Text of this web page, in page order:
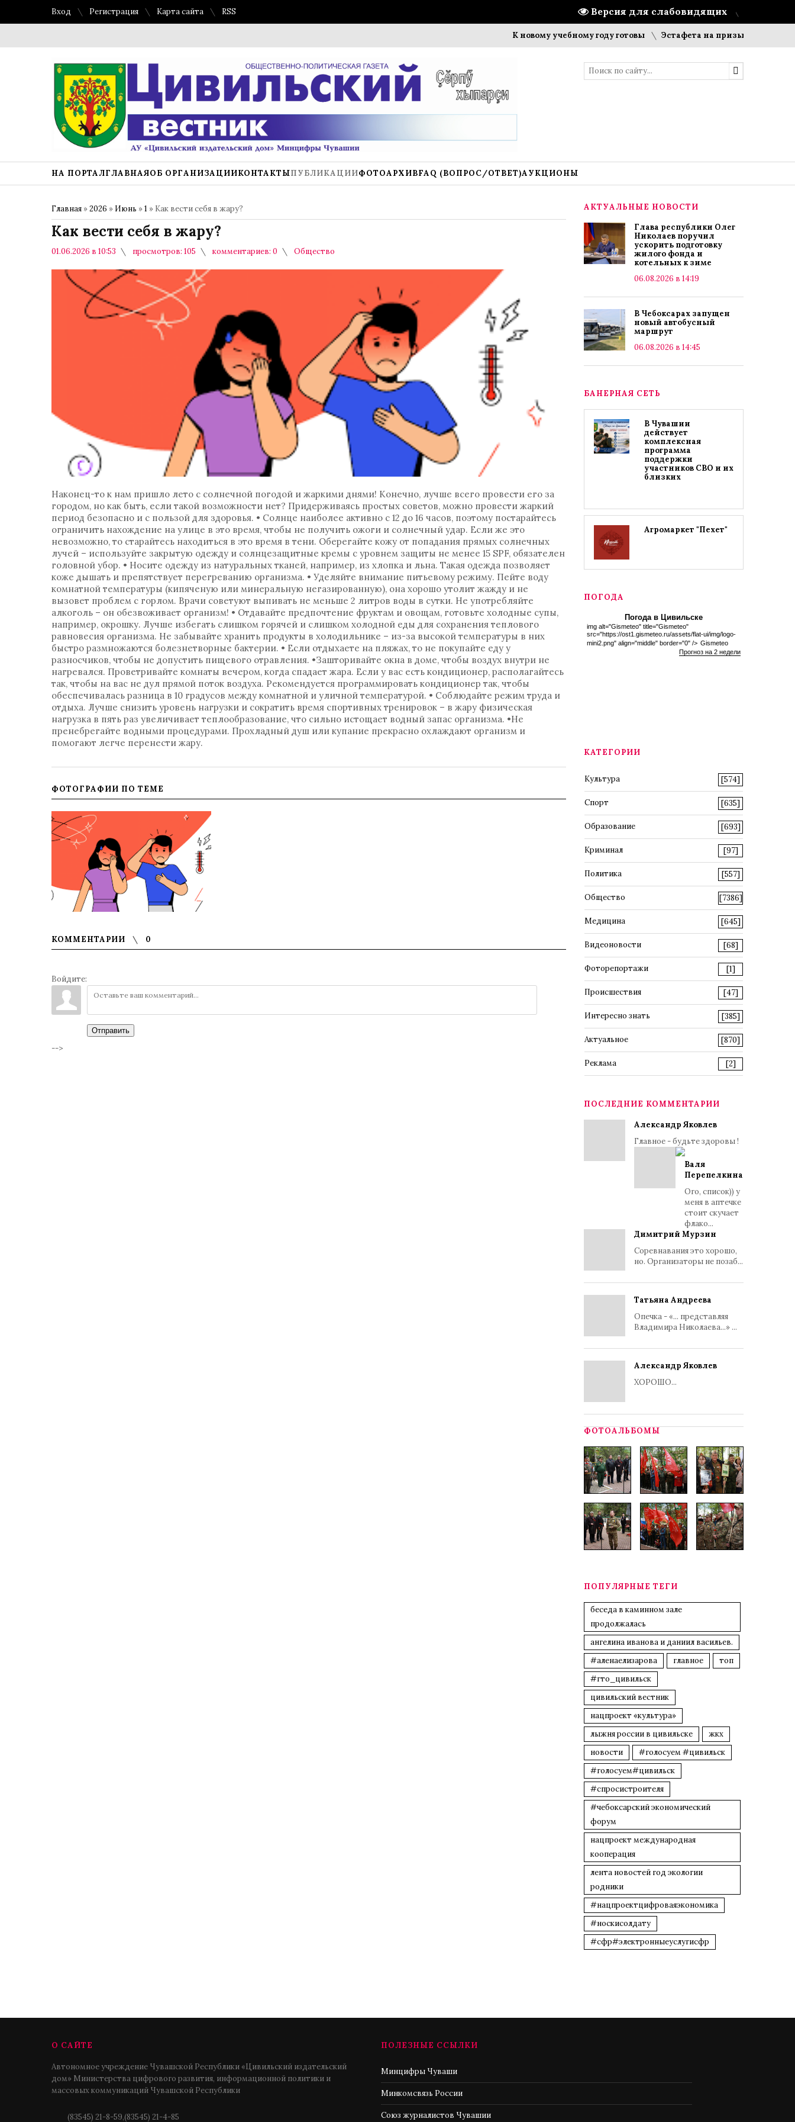
Версия для слабовидящих
Вход Регистрация Карта сайта RSS
К новому учебному году готовы Эстафета на призы газеты
НА ПОРТАЛГЛАВНАЯОБ ОРГАНИЗАЦИИКОНТАКТЫПУБЛИКАЦИИФОТОАРХИВFAQ (ВОПРОС/ОТВЕТ)АУКЦИОНЫ
Главная »2026 » Июнь »1 » Как вести себя в жару?
Как вести себя в жару?
01.06.2026 в 10:53 просмотров: 105 комментариев: 0 Общество
Наконец-то к нам пришло лето с солнечной погодой и жаркими днями! Конечно, лучше всего провести его за
городом, но как быть, если такой возможности нет? Придерживаясь простых советов, можно провести жаркий
период безопасно и с пользой для здоровья. • Солнце наиболее активно с 12 до 16 часов, поэтому постарайтесь
ограничить нахождение на улице в это время, чтобы не получить ожоги и солнечный удар. Если же это
невозможно, то старайтесь находиться в это время в тени. Оберегайте кожу от попадания прямых солнечных
лучей – используйте закрытую одежду и солнцезащитные кремы с уровнем защиты не менее 15 SPF, обязателен
головной убор. • Носите одежду из натуральных тканей, например, из хлопка и льна. Такая одежда позволяет
коже дышать и препятствует перегреванию организма. • Уделяйте внимание питьевому режиму. Пейте воду
комнатной температуры (кипяченую или минеральную негазированную), она хорошо утолит жажду и не
вызовет проблем с горлом. Врачи советуют выпивать не меньше 2 литров воды в сутки. Не употребляйте
алкоголь – он обезвоживает организм! • Отдавайте предпочтение фруктам и овощам, готовьте холодные супы,
например, окрошку. Лучше избегать слишком горячей и слишком холодной еды для сохранения теплового
равновесия организма. Не забывайте хранить продукты в холодильнике – из-за высокой температуры в них
быстро размножаются болезнетворные бактерии. • Если отдыхаете на пляжах, то не покупайте еду у
разносчиков, чтобы не допустить пищевого отравления. •Зашторивайте окна в доме, чтобы воздух внутри не
нагревался. Проветривайте комнаты вечером, когда спадает жара. Если у вас есть кондиционер, располагайтесь
так, чтобы на вас не дул прямой поток воздуха. Рекомендуется программировать кондиционер так, чтобы
обеспечивалась разница в 10 градусов между комнатной и уличной температурой. • Соблюдайте режим труда и
отдыха. Лучше снизить уровень нагрузки и сократить время спортивных тренировок – в жару физическая
нагрузка в пять раз увеличивает теплообразование, что сильно истощает водный запас организма. •Не
пренебрегайте водными процедурами. Прохладный душ или купание прекрасно охлаждают организм и
помогают легче перенести жару.
ФОТОГРАФИИ ПО ТЕМЕ
КОММЕНТАРИИ 0
Войдите:
Отправить
-->
АКТУАЛЬНЫЕ НОВОСТИ
Глава республики Олег
Николаев поручил
ускорить подготовку
жилого фонда и
котельных к зиме
06.08.2026 в 14:19
В Чебоксарах запущен
новый автобусный
маршрут
06.08.2026 в 14:45
БАНЕРНАЯ СЕТЬ
В Чувашии
действует
комплексная
программа
поддержки
участников СВО и их
близких
Агромаркет "Пехет"
ПОГОДА
Погода в Цивильске
img alt="Gismeteo" title="Gismeteo"
src="https://ost1.gismeteo.ru/assets/flat-ui/img/logo-
mini2.png" align="middle" border="0" /> Gismeteo
Прогноз на 2 недели
КАТЕГОРИИ
Культура [574]
Спорт [635]
Образование [693]
Криминал [97]
Политика [557]
Общество [7386]
Медицина [645]
Видеоновости [68]
Фоторепортажи [1]
Происшествия [47]
Интересно знать [385]
Актуальное [870]
Реклама [2]
ПОСЛЕДНИЕ КОММЕНТАРИИ
Александр Яковлев
Главное - будьте здоровы !
Валя
Перепелкина
Ого, список)) у
меня в аптечке
стоит скучает
флако...
Димитрий Мурзин
Соревнавания это хорошо,
но. Организаторы не позаб...
Татьяна Андреева
Опечка - «... представляя
Владимира Николаева...» ...
Александр Яковлев
ХОРОШО...
ФОТОАЛЬБОМЫ
ПОПУЛЯРНЫЕ ТЕГИ
беседа в каминном зале
продолжалась
ангелина иванова и даниил васильев.
#аленаелизарова
главное
топ
#гто_цивильск
цивильский вестник
нацпроект «культура»
лыжня россии в цивильске
жкх
новости
#голосуем #цивильск
#голосуем#цивильск
#спросистроителя
#чебоксарский экономический
форум
нацпроект международная
кооперация
лента новостей год экологии
родники
#нацпроектцифроваяэкономика
#носкисолдату
#сфр#электронныеуслугисфр
О САЙТЕ
Автономное учреждение Чувашской Республики «Цивильский издательский
дом» Министерства цифрового развития, информационной политики и
массовых коммуникаций Чувашской Республики
(83545) 21-8-59,(83545) 21-4-85
ПОЛЕЗНЫЕ ССЫЛКИ
Минцифры Чуваши
Минкомсвязь России
Союз журналистов Чувашии